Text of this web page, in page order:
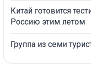
Китай готовится
Россию этим летом
Группа из семи